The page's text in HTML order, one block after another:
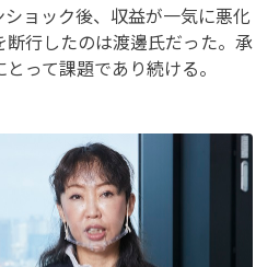
ョック後、収益が一気に悪化
断行したのは渡邊氏だった。承
って課題であり続ける。